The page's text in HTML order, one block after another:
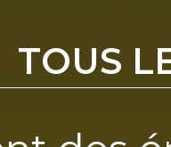
TOUS